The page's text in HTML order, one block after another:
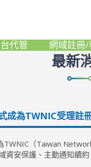
代管 網域註冊
最新
成為TWNIC受理註
TWNIC（Taiwan
資安保護、主動通知續